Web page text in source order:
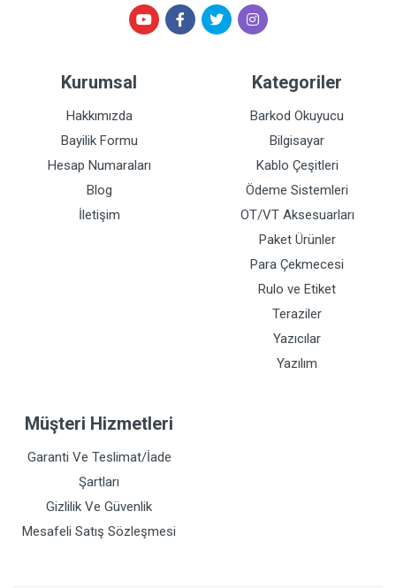
Kurumsal
Hakkımızda
Bayilik Formu
Hesap Numaraları
Blog
İletişim
Kategoriler
Barkod Okuyucu
Bilgisayar
Kablo Çeşitleri
Ödeme Sistemleri
OT/VT Aksesuarları
Paket Ürünler
Para Çekmecesi
Rulo ve Etiket
Teraziler
Yazıcılar
Yazılım
Müşteri Hizmetleri
Garanti Ve Teslimat/İade
Şartları
Gizlilik Ve Güvenlik
Mesafeli Satış Sözleşmesi